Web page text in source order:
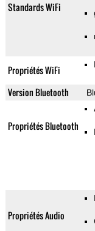
Standards WiFi
Propriétés WiFi
Version Bluetooth
Propriétés Bluetooth
Propriétés Audio